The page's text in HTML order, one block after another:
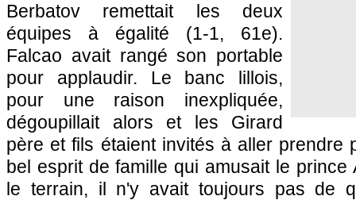
Berbatov remettait les deux
équipes à égalité (1-1, 61e).
Falcao avait rangé son portable
pour applaudir. Le banc lillois,
pour une raison inexpliquée,
dégoupillait alors et les Girard
père et fils étaient invités à aller prendre
bel esprit de famille qui amusait le prince
le terrain, il n'y avait toujours pas de